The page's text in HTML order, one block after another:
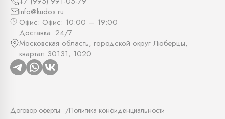
info@kudos.ru
Офис: Офис: 10:00 — 19:00
Доставка: 24/7
Московская область, городской округ Люберцы,
квартал 30131, 1020
Договор оферты Политика конфиденциальности